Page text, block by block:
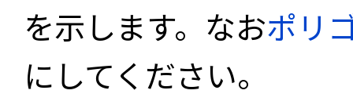
を示します。なおポリ
にしてください。